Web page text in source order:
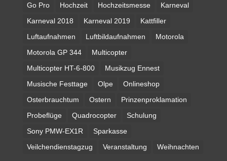
Go Pro
Hochzeit Hochzeitsmesse
Karneval
Karneval 2018
Karneval 2019
Kattfiller
Luftaufnahmen
Luftbildaufnahmen
Motorola
Motorola GP 344
Multicopter
Multicopter HT-6-800
Musikzug Ennest
Musische Festtage
Olpe
Onlineshop
Osterbrauchtum
Ostern
Prinzenproklamation
Probeflüge
Quadrocopter
Schulung
Sony PMW-EX1R
Sparkasse
Veilchendienstagzug
Veranstaltung Weihnachten